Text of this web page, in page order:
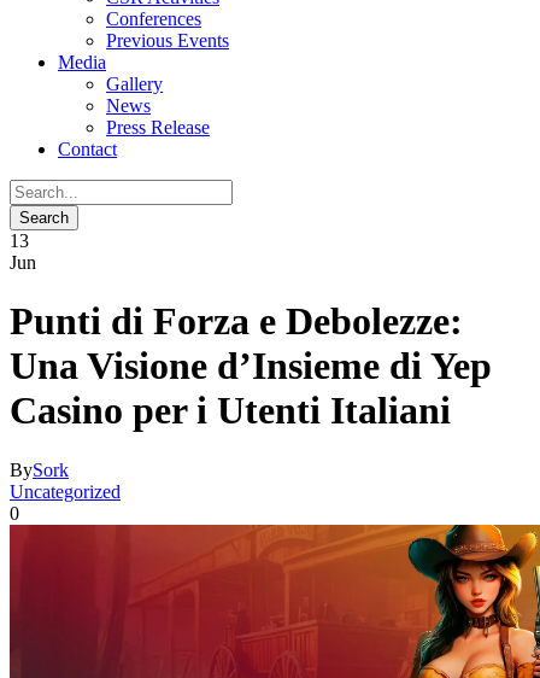
Conferences
Previous Events
Media
Gallery
News
Press Release
Contact
13
Jun
Punti di Forza e Debolezze:
Una Visione d’Insieme di Yep
Casino per i Utenti Italiani
BySork
Uncategorized
0